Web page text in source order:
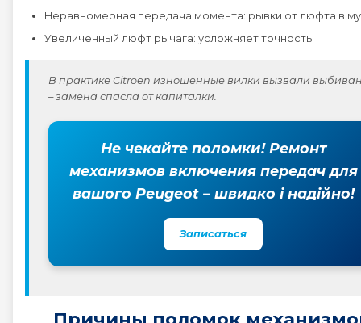
Peugeot 607
Peugeot 807
Неравномерная передача момента: рывки от люфта в
Увеличенный люфт рычага: усложняет точность.
В практике Citroen изношенные вилки вызвали
– замена спасла от капиталки.
Не чекайте поломки! Ремонт
механизмов включения передач для
вашого Peugeot – швидко і надійно!
Записаться